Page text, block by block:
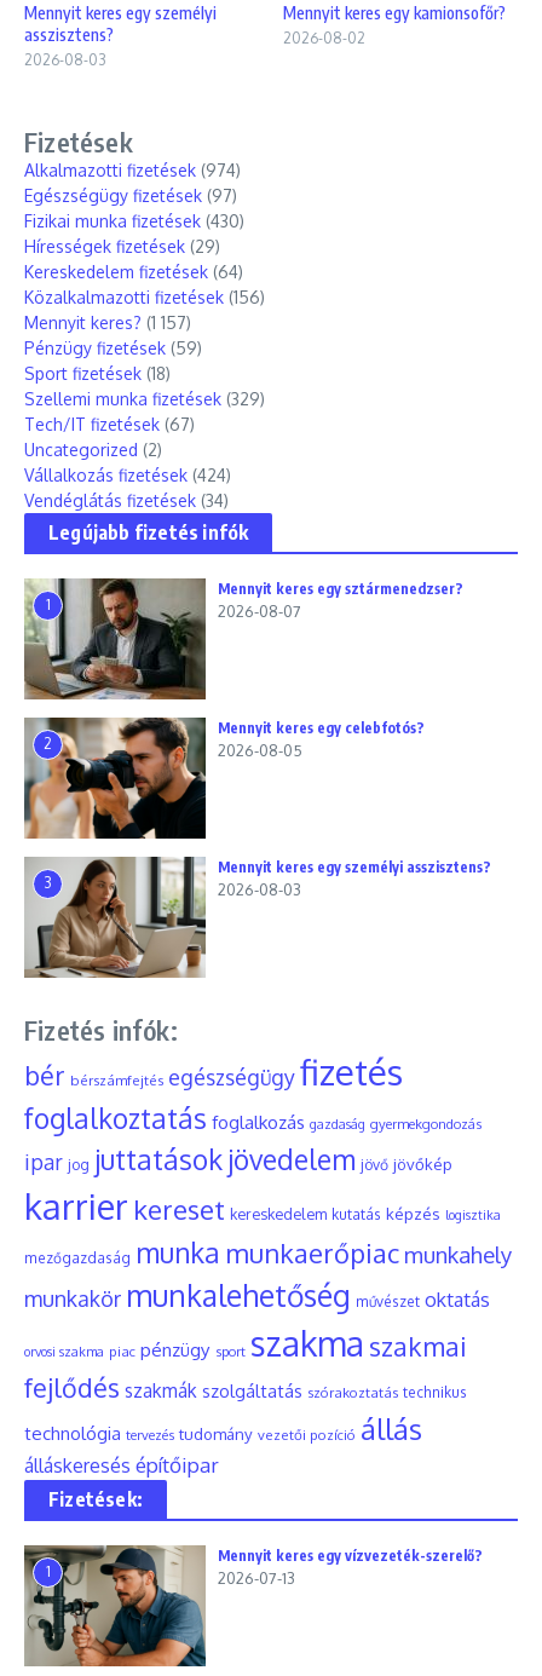
Mennyit keres egy személyi
asszisztens?
2026-08-03
Mennyit keres egy kamionsofőr?
2026-08-02
Fizetések
Alkalmazotti fizetések (974)
Egészségügy fizetések (97)
Fizikai munka fizetések (430)
Hírességek fizetések (29)
Kereskedelem fizetések (64)
Közalkalmazotti fizetések (156)
Mennyit keres? (1 157)
Pénzügy fizetések (59)
Sport fizetések (18)
Szellemi munka fizetések (329)
Tech/IT fizetések (67)
Uncategorized (2)
Vállalkozás fizetések (424)
Vendéglátás fizetések (34)
Legújabb fizetés infók
1
Mennyit keres egy sztármenedzser?
2026-08-07
2
Mennyit keres egy celebfotós?
2026-08-05
3
Mennyit keres egy személyi asszisztens?
2026-08-03
Fizetés infók:
bér bérszámfejtés egészségügyfizetés
foglalkoztatás foglalkozás gazdaság gyermekgondozás
ipar jog juttatások jövedelem jövő jövőkép
karrier kereset kereskedelem kutatás képzés logisztika
mezőgazdaság munka munkaerőpiac munkahely
munkakör munkalehetőség művészet oktatás
orvosi szakma piac pénzügy sport szakma szakmai
fejlődés szakmák szolgáltatás szórakoztatás technikus
technológia tervezés tudomány vezetői pozíció állás
álláskeresés építőipar
Fizetések:
1
Mennyit keres egy vízvezeték-szerelő?
2026-07-13